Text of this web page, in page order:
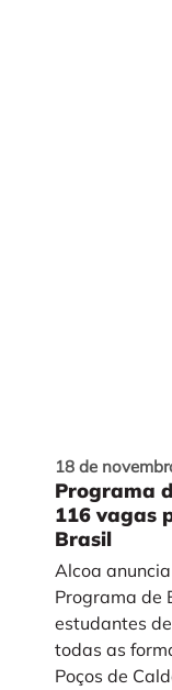
18 de
Programa
116 vagas
Brasil
Alcoa
Programa de
estudantes
todas as
Poços de